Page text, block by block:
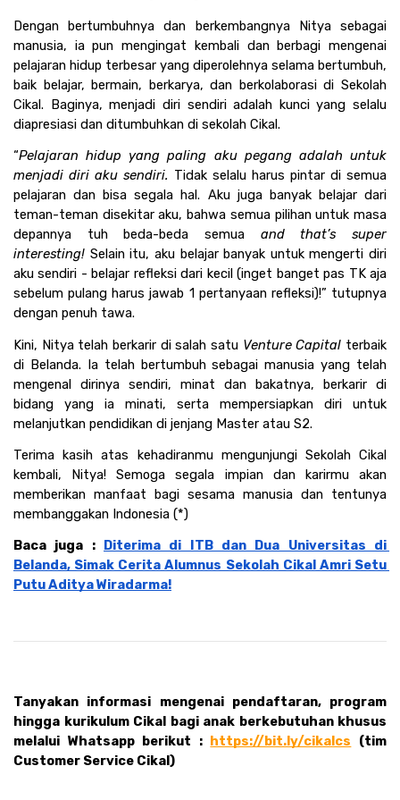
Dengan bertumbuhnya dan berkembangnya Nitya sebagai
manusia, ia pun mengingat kembali dan berbagi mengenai
pelajaran hidup terbesar yang diperolehnya selama bertumbuh,
baik belajar, bermain, berkarya, dan berkolaborasi di Sekolah
Cikal. Baginya, menjadi diri sendiri adalah kunci yang selalu
diapresiasi dan ditumbuhkan di sekolah Cikal.
“Pelajaran hidup yang paling aku pegang adalah untuk
menjadi diri aku sendiri. Tidak selalu harus pintar di semua
pelajaran dan bisa segala hal. Aku juga banyak belajar dari
teman-teman disekitar aku, bahwa semua pilihan untuk masa
depannya tuh beda-beda semua and that’s super
interesting! Selain itu, aku belajar banyak untuk mengerti diri
aku sendiri - belajar refleksi dari kecil (inget banget pas TK aja
sebelum pulang harus jawab 1 pertanyaan refleksi)!” tutupnya
dengan penuh tawa.
Kini, Nitya telah berkarir di salah satu Venture Capital terbaik
di Belanda. Ia telah bertumbuh sebagai manusia yang telah
mengenal dirinya sendiri, minat dan bakatnya, berkarir di
bidang yang ia minati, serta mempersiapkan diri untuk
melanjutkan pendidikan di jenjang Master atau S2.
Terima kasih atas kehadiranmu mengunjungi Sekolah Cikal
kembali, Nitya! Semoga segala impian dan karirmu akan
memberikan manfaat bagi sesama manusia dan tentunya
membanggakan Indonesia (*)
Baca juga : Diterima di ITB dan Dua Universitas di
Belanda, Simak Cerita Alumnus Sekolah Cikal Amri Setu
Putu Aditya Wiradarma!
Tanyakan informasi mengenai pendaftaran, program
hingga kurikulum Cikal bagi anak berkebutuhan khusus
melalui Whatsapp berikut : https://bit.ly/cikalcs (tim
Customer Service Cikal)